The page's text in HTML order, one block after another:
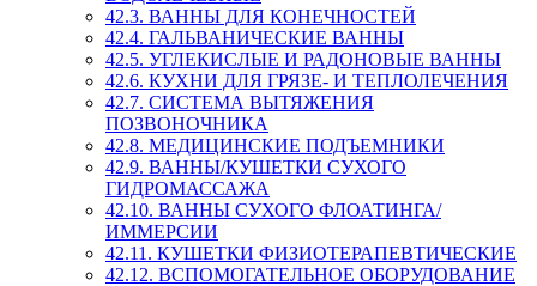
42.3. ВАННЫ ДЛЯ КОНЕЧНОСТЕЙ
42.4. ГАЛЬВАНИЧЕСКИЕ ВАННЫ
42.5. УГЛЕКИСЛЫЕ И РАДОНОВЫЕ ВАННЫ
42.6. КУХНИ ДЛЯ ГРЯЗЕ- И ТЕПЛОЛЕЧЕНИЯ
42.7. СИСТЕМА ВЫТЯЖЕНИЯ
ПОЗВОНОЧНИКА
42.8. МЕДИЦИНСКИЕ ПОДЪЕМНИКИ
42.9. ВАННЫ/КУШЕТКИ СУХОГО
ГИДРОМАССАЖА
42.10. ВАННЫ СУХОГО ФЛОАТИНГА/
ИММЕРСИИ
42.11. КУШЕТКИ ФИЗИОТЕРАПЕВТИЧЕСКИЕ
42.12. ВСПОМОГАТЕЛЬНОЕ ОБОРУДОВАНИЕ